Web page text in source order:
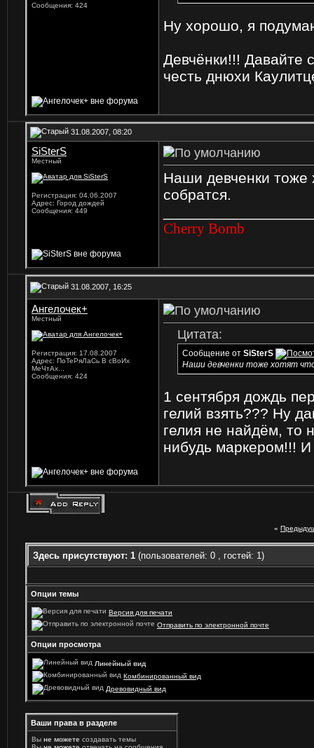
Сообщения: 424
Ну хорошо, я
Девчёнки!!! Давайте
честь днюхи
31.08.2007, 08:20
SiSterS
Местный
Регистрация: 04.06.2007
Адрес: Город дождей
Сообщения: 449
Наши девченки тоже
собратся.
Cherry Bomb
31.08.2007, 16:25
Ангелочек+
Местный
Регистрация: 17.08.2007
Адрес: ПоТеРяЛаСь В сВоИх
МеЧтАх...
Сообщения: 424
Цитата:
Сообщение от SiSterS
Наши девченки тоже хотят
1 сентября дождь
гелий взять??? Ну
гелия не найдём,
нибудь маркером!!!
«
Здесь присутствуют: 1 (пользователей: 0 , гостей: 1)
Опции темы
Версия для печати
Отправить по электронной почте
Опции просмотра
Линейный вид
Комбинированный вид
Древовидный вид
Ваши права в разделе
Вы не можете создавать темы